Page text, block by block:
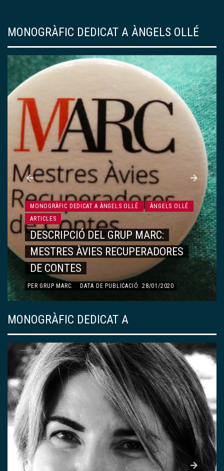
MONOGRÀFIC DEDICAT A ÀNGELS OLLÉ
MONOGRÀFIC DEDICAT A ÀNGELS OLLÉ
ÀNGELS OLLÉ
ARTICLES
RECORDS, VIVÈNCIES…
DOLORS ESQUERDA AYMAMÍ.
DATA DE PUBLICACIÓ:
13/01/2020
MONOGRÀFIC DEDICAT A